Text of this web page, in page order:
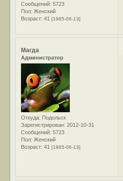
Сообщений: 5723
Пол: Женский
Возраст: 41[1985-06-13]
Магда
Администратор
Откуда: Подольск
Зарегистрирован: 2012-10-31
Сообщений: 5723
Пол: Женский
Возраст: 41[1985-06-13]